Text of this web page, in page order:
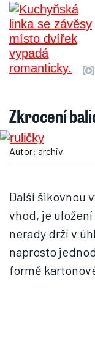
Zkrocení
Autor: archiv
Další šikovnou
vhod, je
nerady drží v
naprosto
formě